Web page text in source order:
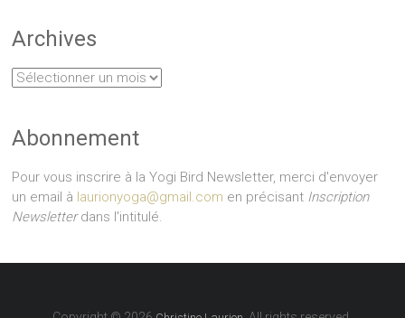
Archives
Archives
Abonnement
Pour vous inscrire à la Yogi Bird Newsletter, merci d'envoyer
un email à laurionyoga@gmail.com en précisant Inscription
Newsletterdans l'intitulé.